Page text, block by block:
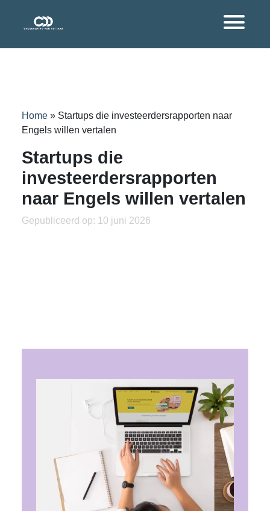
Home » Startups die investeerdersrapporten naar
Engels willen vertalen
Startups die
investeerdersrapporten
naar Engels willen vertalen
Gepubliceerd op: 10 juni 2026